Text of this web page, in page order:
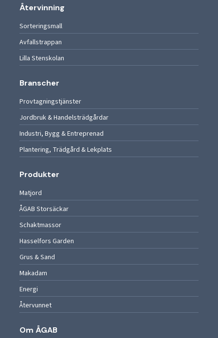
Återvinning
Sorteringsmall
Avfallstrappan
Lilla Stenskolan
Branscher
Provtagningstjänster
Jordbruk & Handelsträdgårdar
Industri, Bygg & Entreprenad
Plantering, Trädgård & Lekplats
Produkter
Matjord
ÅGAB Storsäckar
Schaktmassor
Hasselfors Garden
Grus & Sand
Makadam
Energi
Återvunnet
Om ÅGAB